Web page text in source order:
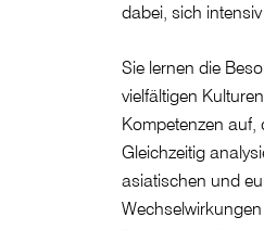
dabei, sich
Sie lernen die
vielfältigen
Kompetenzen auf,
Gleichzeitig
asiatischen und